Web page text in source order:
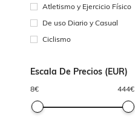
Atletismo y Ejercicio Físico
De uso Diario y Casual
Ciclismo
Escala De Precios (EUR)
8€ 444€